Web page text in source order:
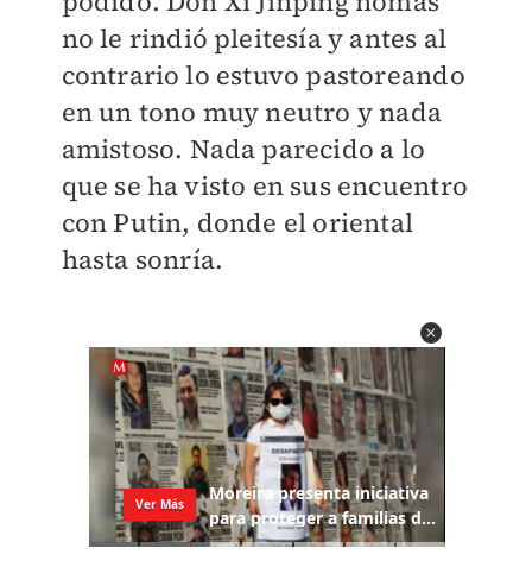
no le rindió pleitesía y antes al
contrario lo estuvo pastoreando
en un tono muy neutro y nada
amistoso. Nada parecido a lo
que se ha visto en sus encuentro
con Putin, donde el oriental
hasta sonría.